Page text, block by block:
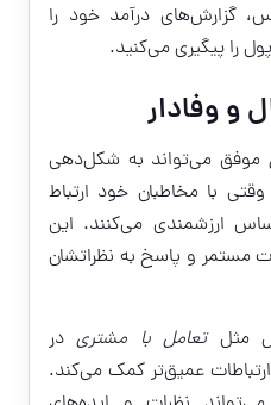
گزارش‌های درآمد خود را
را پیگیری می‌کنید.
و وفادار
موفق می‌تواند به شکل‌دهی
با مخاطبان خود ارتباط
ارزشمندی می‌کنند. این
مستمر و پاسخ به نظراتشان
مثلتعامل با مشتریدر
عمیق‌تر کمک می‌کند.